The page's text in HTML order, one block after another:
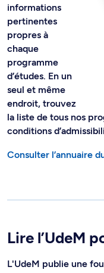
informations
pertinentes
propres à
chaque
programme
d’études. En un
seul et même
endroit, trouvez
la liste de tous nos
conditions
Consulter l’annuaire
Lire l’UdeM
L'UdeM publie une